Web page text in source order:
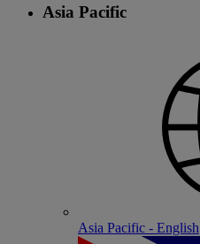
Asia Pacific
Asia Pacific - English